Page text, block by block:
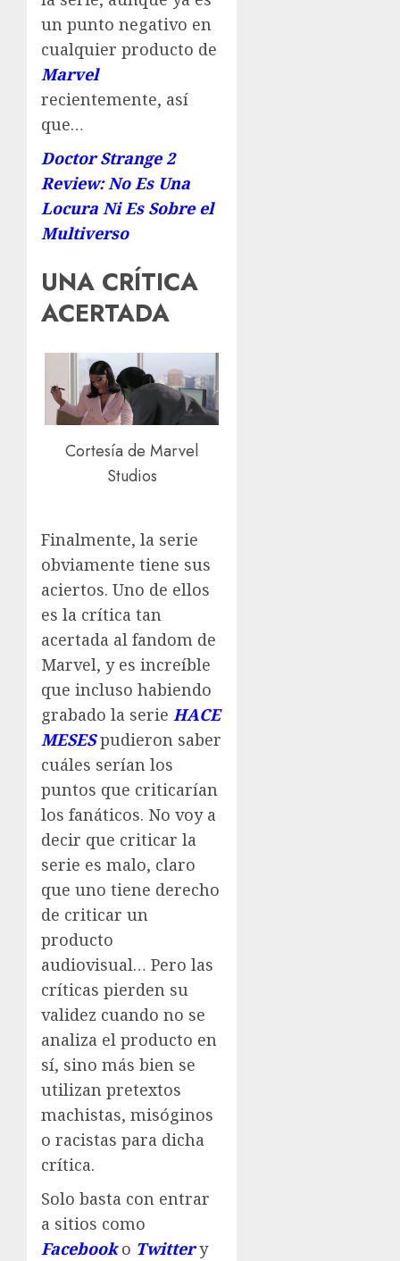
un punto negativo en
cualquier producto de
Marvel
recientemente, así
que…
Doctor Strange 2
Review: No Es Una
Locura Ni Es Sobre el
Multiverso
UNA CRÍTICA
ACERTADA
Cortesía de Marvel
Studios
Finalmente, la serie
obviamente tiene sus
aciertos. Uno de ellos
es la crítica tan
acertada al fandom de
Marvel, y es increíble
que incluso habiendo
grabado la serie HACE
MESESpudieron saber
cuáles serían los
puntos que criticarían
los fanáticos. No voy a
decir que criticar la
serie es malo, claro
que uno tiene derecho
de criticar un
producto
audiovisual… Pero las
críticas pierden su
validez cuando no se
analiza el producto en
sí, sino más bien se
utilizan pretextos
machistas, misóginos
o racistas para dicha
crítica.
Solo basta con entrar
a sitios como
Facebooko Twittery